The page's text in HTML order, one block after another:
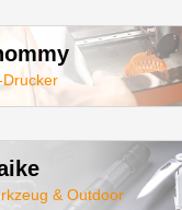
Drucker
& Outdoor